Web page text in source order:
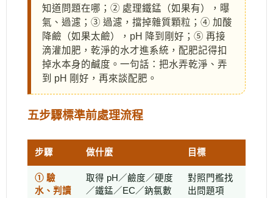
知道問題在哪；② 處理鐵錳（如果有），曝
氣、過濾；③ 過濾，擋掉雜質顆粒；④ 加酸
降鹼（如果太鹼），pH 降到剛好；⑤ 再接
滴灌加肥，乾淨的水才進系統，配肥記得扣
掉水本身的鹹度。一句話：把水弄乾淨、弄
到 pH 剛好，再來談配肥。
五步驟標準前處理流程
步驟 做什麼 目標
① 驗
水、判讀
取得 pH／鹼度／硬度
／鐵錳／EC／鈉氯數
對照門檻找
出問題項